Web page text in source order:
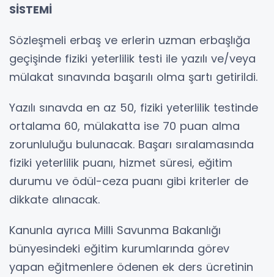
SİSTEMİ
Sözleşmeli erbaş ve erlerin uzman erbaşlığa
geçişinde fiziki yeterlilik testi ile yazılı ve/veya
mülakat sınavında başarılı olma şartı getirildi.
Yazılı sınavda en az 50, fiziki yeterlilik testinde
ortalama 60, mülakatta ise 70 puan alma
zorunluluğu bulunacak. Başarı sıralamasında
fiziki yeterlilik puanı, hizmet süresi, eğitim
durumu ve ödül-ceza puanı gibi kriterler de
dikkate alınacak.
Kanunla ayrıca Milli Savunma Bakanlığı
bünyesindeki eğitim kurumlarında görev
yapan eğitmenlere ödenen ek ders ücretinin